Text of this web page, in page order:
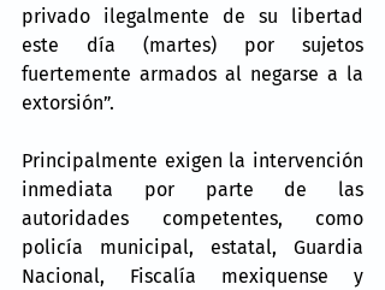
privado ilegalmente de su libertad
este día (martes) por sujetos
fuertemente armados al negarse a la
extorsión”.
Principalmente exigen la intervención
inmediata por parte de las
autoridades competentes, como
policía municipal, estatal, Guardia
Nacional, Fiscalía mexiquense y